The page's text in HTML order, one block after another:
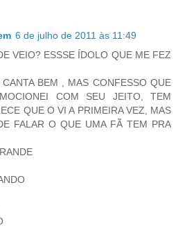
6 de julho de 2011 às 11:49
VEIO? ESSSE ÍDOLO QUE ME FEZ
BEM , MAS CONFESSO QUE
COM SEU JEITO, TEM
QUE O VI A PRIMEIRA VEZ, MAS
FALAR O QUE UMA FÃ TEM PRA